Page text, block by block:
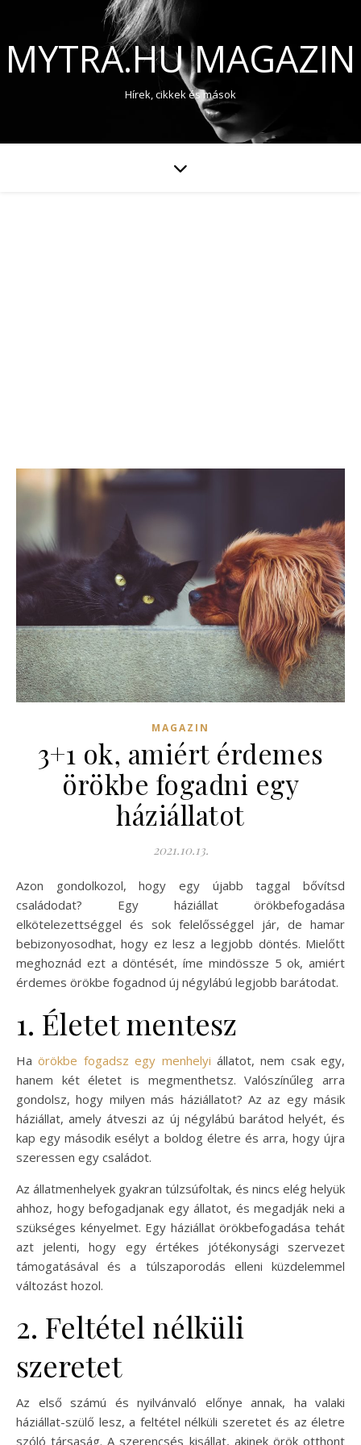
MYTRA.HU MAGAZIN
Hírek, cikkek és mások
MAGAZIN
3+1 ok, amiért érdemes
örökbe fogadni egy
háziállatot
2021.10.13.
Azon gondolkozol, hogy egy újabb taggal bővítsd
családodat? Egy háziállat örökbefogadása
elkötelezettséggel és sok felelősséggel jár, de hamar
bebizonyosodhat, hogy ez lesz a legjobb döntés. Mielőtt
meghoznád ezt a döntését, íme mindössze 5 ok, amiért
érdemes örökbe fogadnod új négylábú legjobb barátodat.
1. Életet mentesz
Haörökbe fogadsz egy menhelyi állatot, nem csak egy,
hanem két életet is megmenthetsz. Valószínűleg arra
gondolsz, hogy milyen más háziállatot? Az az egy másik
háziállat, amely átveszi az új négylábú barátod helyét, és
kap egy második esélyt a boldog életre és arra, hogy újra
szeressen egy családot.
Az állatmenhelyek gyakran túlzsúfoltak, és nincs elég helyük
ahhoz, hogy befogadjanak egy állatot, és megadják neki a
szükséges kényelmet. Egy háziállat örökbefogadása tehát
azt jelenti, hogy egy értékes jótékonysági szervezet
támogatásával és a túlszaporodás elleni küzdelemmel
változást hozol.
2. Feltétel nélküli
szeretet
Az első számú és nyilvánvaló előnye annak, ha valaki
háziállat-szülő lesz, a feltétel nélküli szeretet és az életre
szóló társaság. A szerencsés kisállat, akinek örök otthont